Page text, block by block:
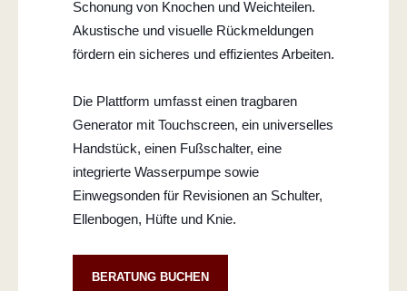
Schonung von Knochen und Weichteilen.
Akustische und visuelle Rückmeldungen
fördern ein sicheres und effizientes Arbeiten.
Die Plattform umfasst einen tragbaren
Generator mit Touchscreen, ein universelles
Handstück, einen Fußschalter, eine
integrierte Wasserpumpe sowie
Einwegsonden für Revisionen an Schulter,
Ellenbogen, Hüfte und Knie.
BERATUNG BUCHEN